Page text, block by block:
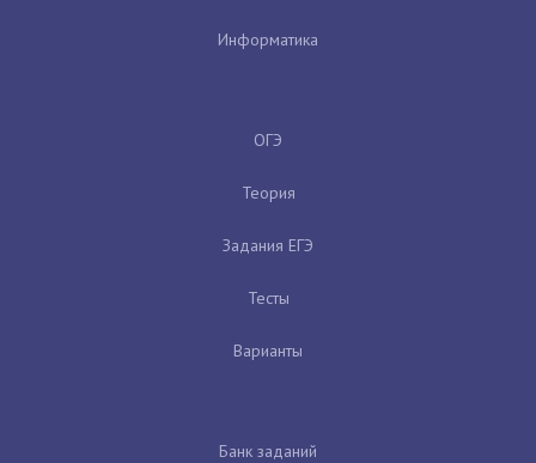
Информатика
ОГЭ
Теория
Задания ЕГЭ
Тесты
Варианты
Банк заданий